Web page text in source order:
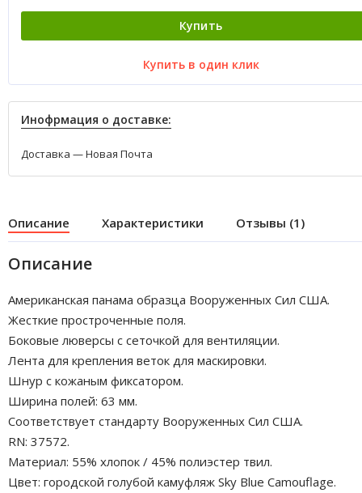
Купить
Купить в один клик
Инофрмация о доставке:
Доставка — Новая Почта
Описание Характеристики Отзывы (1)
Описание
Американская панама образца Вооруженных Сил США.
Жесткие простроченные поля.
Боковые люверсы с сеточкой для вентиляции.
Лента для крепления веток для маскировки.
Шнур с кожаным фиксатором.
Ширина полей: 63 мм.
Соответствует стандарту Вооруженных Сил США.
RN: 37572.
Материал: 55% хлопок / 45% полиэстер твил.
Цвет: городской голубой камуфляж Sky Blue Camouflage.